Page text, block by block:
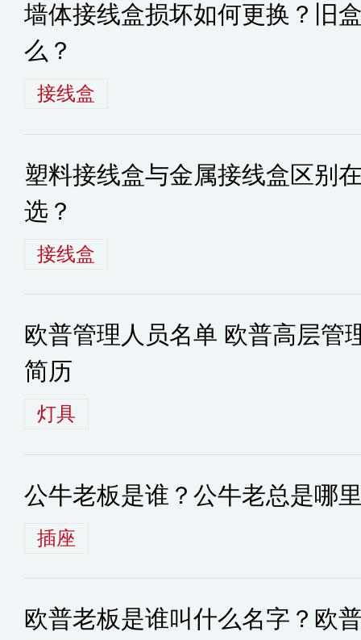
墙体接线盒损坏如何更换？旧
么？
接线盒
塑料接线盒与金属接线盒区别
选？
接线盒
欧普管理人员名单 欧普高层管
简历
灯具
公牛老板是谁？公牛老总是哪
插座
欧普老板是谁叫什么名字？欧